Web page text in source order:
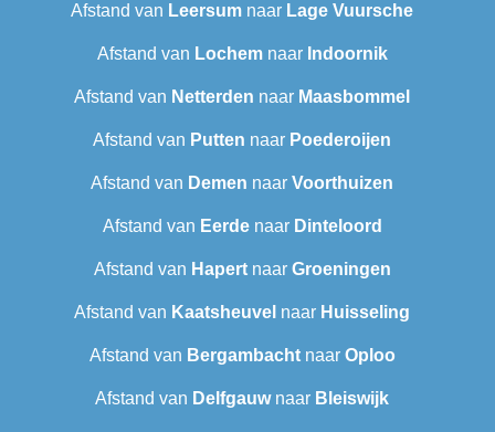
Afstand van Leersum naar Lage Vuursche
Afstand van Lochemnaar Indoornik
Afstand van Netterden naar Maasbommel
Afstand van Putten naar Poederoijen
Afstand van Demen naar Voorthuizen
Afstand van Eerdenaar Dinteloord
Afstand van Hapertnaar Groeningen
Afstand van Kaatsheuvel naar Huisseling
Afstand van Bergambachtnaar Oploo
Afstand van Delfgauwnaar Bleiswijk